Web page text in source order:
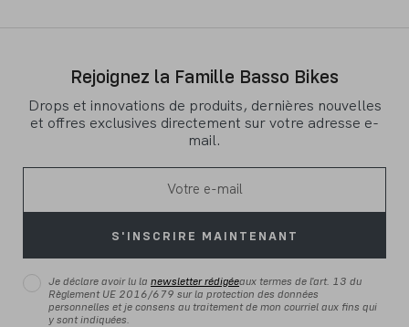
Rejoignez la Famille Basso Bikes
Drops et innovations de produits, dernières nouvelles
et offres exclusives directement sur votre adresse e-
mail.
S'INSCRIRE MAINTENANT
Je déclare avoir lu la newsletter rédigéeaux termes de l'art. 13 du
Règlement UE 2016/679 sur la protection des données
personnelles et je consens au traitement de mon courriel aux fins qui
y sont indiquées.